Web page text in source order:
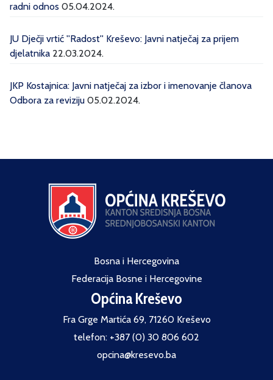
radni odnos 05.04.2024.
JU Dječji vrtić ''Radost'' Kreševo: Javni natječaj za prijem
djelatnika 22.03.2024.
JKP Kostajnica: Javni natječaj za izbor i imenovanje članova
Odbora za reviziju 05.02.2024.
Bosna i Hercegovina
Federacija Bosne i Hercegovine
Općina Kreševo
Fra Grge Martića 69, 71260 Kreševo
telefon: +387 (0) 30 806 602
opcina@kresevo.ba